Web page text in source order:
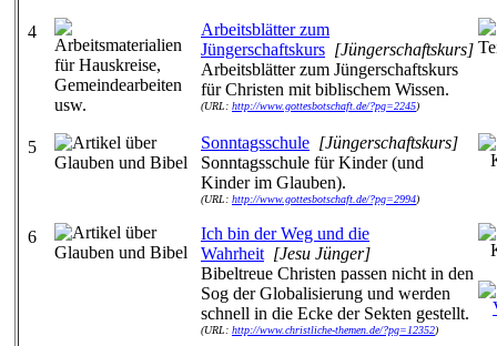
4
Arbeitsblätter zum
Jüngerschaftskurs [Jüngerschaftskurs]
Arbeitsblätter zum Jüngerschaftskurs
für Christen mit biblischem Wissen.
(URL: http://www.gottesbotschaft.de/?pg=2245)
5 Sonntagsschule [Jüngerschaftskurs]
Sonntagsschule für Kinder (und
Kinder im Glauben).
(URL: http://www.gottesbotschaft.de/?pg=2994)
6
Ich bin der Weg und die
Wahrheit [Jesu Jünger]
Bibeltreue Christen passen nicht in den
Sog der Globalisierung und werden
schnell in die Ecke der Sekten gestellt.
(URL: http://www.christliche-themen.de/?pg=12352)